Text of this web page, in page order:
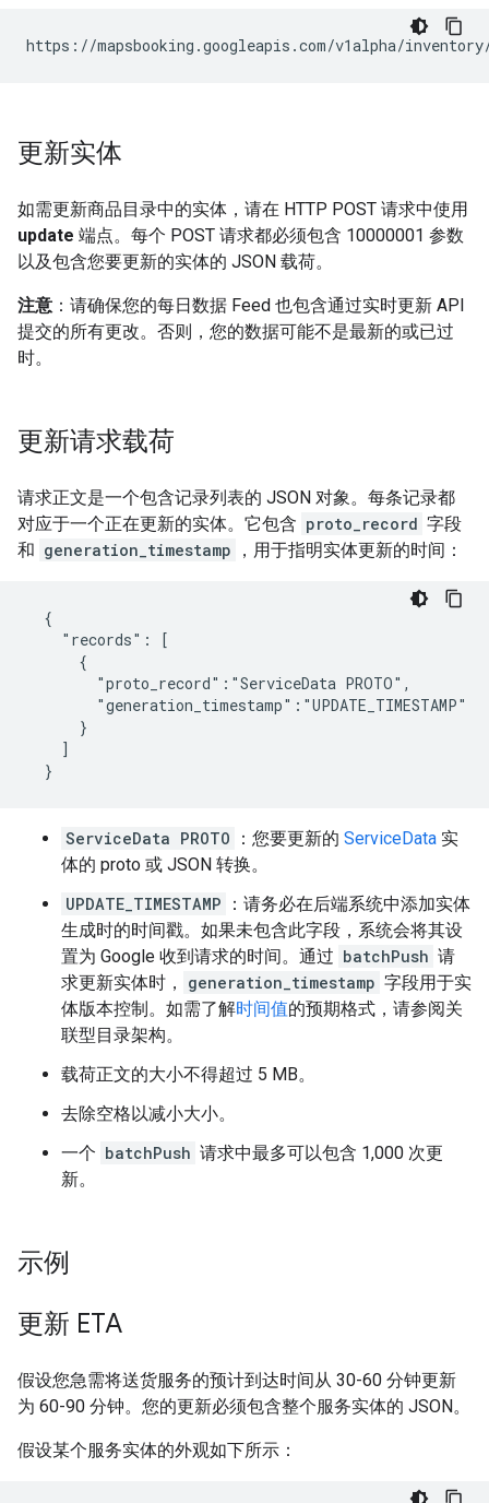
https://mapsbooking.googleapis.com/v1alpha/
更新实体
如需更新商品目录中的实体，请在 HTTP POST 请求中使用
update 端点。每个 POST 请求都必须包含 10000001 参数
以及包含您要更新的实体的 JSON 载荷。
注意 ：请确保您的每日数据 Feed 也包含通过实时更新 API
提交的所有更改。否则，您的数据可能不是最新的或已过
时。
更新请求载荷
请求正文是一个包含记录列表的 JSON 对象。每条记录都
对应于一个正在更新的实体。它包含 proto_record 字段
和 generation_timestamp ，用于指明实体更新的时间：
  {
    "records": [
      {
        "proto_record":"ServiceData PROTO",
        "generation_timestamp":"UPDATE_TIMESTAMP"
      }
    ]
  }
ServiceData PROTO ：您要更新的 ServiceData 实
体的 proto 或 JSON 转换。
UPDATE_TIMESTAMP
：请务必在后端系统中添加实体
生成时的时间戳。如果未包含此字段，系统会将其设
置为 Google 收到请求的时间。通过 batchPush 请
求更新实体时，
generation_timestamp 字段用于实
体版本控制。如需了解时间值的预期格式，请参阅关
联型目录架构。
载荷正文的大小不得超过 5 MB。
去除空格以减小大小。
一个 batchPush 请求中最多可以包含 1,000 次更
新。
示例
更新 ETA
假设您急需将送货服务的预计到达时间从 30-60 分钟更新
为 60-90 分钟。您的更新必须包含整个服务实体的 JSON。
假设某个服务实体的外观如下所示：